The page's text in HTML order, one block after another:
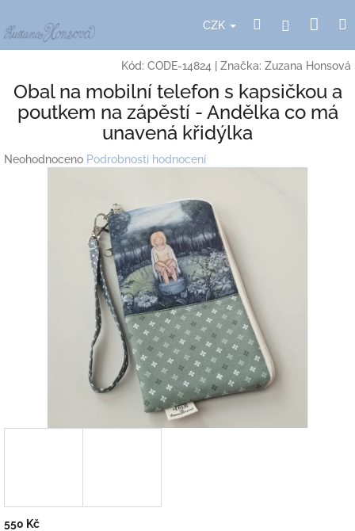
na
obsah
CZK HledatPřihlášení
Kód: CODE-14824 Značka: Zuzana Honsová
Obal na mobilní telefon s kapsičkou a
poutkem na zápěstí - Andělka co má
unavená křidýlka
Průměrné
Neohodnoceno Podrobnosti hodnocení
550 Kč